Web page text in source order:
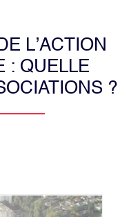
L’ACTION
: QUELLE
?